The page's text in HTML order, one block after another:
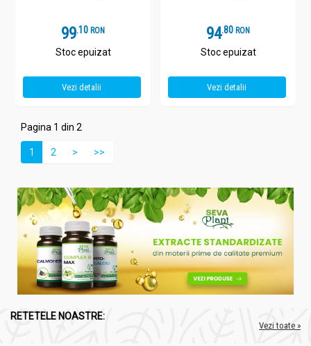
99.1 RON
Stoc epuizat
Vezi detalii
94.8 RON
Stoc epuizat
Vezi detalii
Pagina 1 din 2
1 2 > >>
RETETELE NOASTRE:
Vezi toate »